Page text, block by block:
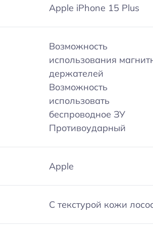
Apple iPhone 15 Plus
Возможность
использования
держателей
Возможность
использовать
беспроводное ЗУ
Противоударный
Apple
С текстурой кожи